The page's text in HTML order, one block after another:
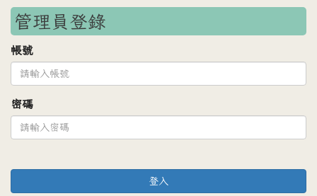
管理員登錄
帳號
密碼
登入